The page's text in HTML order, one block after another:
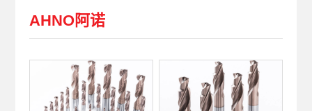
AHNO阿诺